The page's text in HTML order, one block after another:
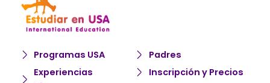
Programas USA
Experiencias
Padres
Inscripción y Precios